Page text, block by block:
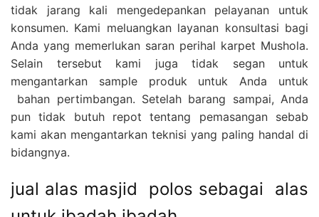
tidak jarang kali mengedepankan pelayanan untuk
konsumen. Kami meluangkan layanan konsultasi bagi
Anda yang memerlukan saran perihal karpet Mushola.
Selain tersebut kami juga tidak segan untuk
mengantarkan sample produk untuk Anda untuk
bahan pertimbangan. Setelah barang sampai, Anda
pun tidak butuh repot tentang pemasangan sebab
kami akan mengantarkan teknisi yang paling handal di
bidangnya.
jual alas masjid polos sebagai alas